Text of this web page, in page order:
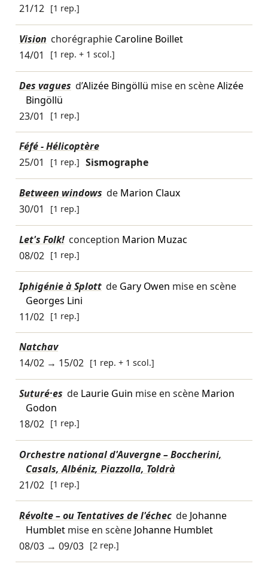
21/12 [1 rep.]
Vision chorégraphie Caroline Boillet
14/01
[1 rep. + 1 scol.]
Des vagues d’Alizée Bingöllü mise en scèneAlizée
Bingöllü
23/01
[1 rep.]
Féfé - Hélicoptère
25/01
[1 rep.] Sismographe
Between windows de Marion Claux
30/01
[1 rep.]
Let's Folk! conception Marion Muzac
08/02 [1 rep.]
Iphigénie à Splott de Gary Owen mise en scène
Georges Lini
11/02 [1 rep.]
Natchav
14/02→ 15/02 [1 rep. + 1 scol.]
Suturé·es de Laurie Guin mise en scène Marion
Godon
18/02 [1 rep.]
Orchestre national d'Auvergne – Boccherini,
Casals, Albéniz, Piazzolla, Toldrà
21/02 [1 rep.]
Révolte – ou Tentatives de l'échec de Johanne
Humbletmise en scène Johanne Humblet
08/03→ 09/03 [2 rep.]